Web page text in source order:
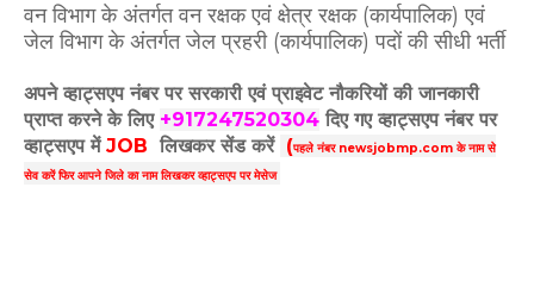
वन विभाग के अंतर्गत वन रक्षक एवं क्षेत्र रक्षक (कार्यपालिक) एवं
जेल विभाग के अंतर्गत जेल प्रहरी (कार्यपालिक) पदों की सीधी भर्ती
अपने व्हाट्सएप नंबर पर सरकारी एवं प्राइवेट नौकरियों की जानकारी
प्राप्त करने के लिए +917247520304 दिए गएव्हाट्सएपनंबर पर
व्हाट्सएप में JOB लिखकर सेंड करें (पहले नंबर newsjobmp.com के नाम से
सेव करें फिर आपनेजिले का नाम लिखकर व्हाट्सएप पर मेसेज